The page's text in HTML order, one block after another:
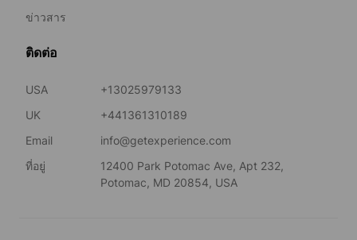
ข่าวสาร
ติดต่อ
USA
+13025979133
UK
+441361310189
Email
info@getexperience.com
ที่อยู่
12400 Park Potomac Ave, Apt 232,
Potomac, MD 20854, USA